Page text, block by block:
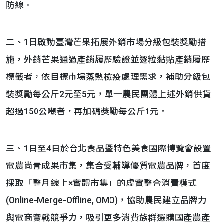
防線。
二、1日啟動臺灣芒果拓展外銷市場分級包裝獎勵措
施，外銷芒果通過產銷履歷驗證並逐粒黏貼產銷履歷
標籤者，依目標市場蒸熱檢疫處理需求，補助分級包
裝獎勵每公斤2元至5元，單一農民團體上述外銷供貨
超過150公噸者，再加碼獎勵每公斤1元。
三、1日至4日於台北食品暨特色美食國際博覽會設置
電農尚青成果市集，集合受輔導優質電農品牌，首度
採取「整月線上×實體市集」的虛實整合消費模式
(Online-Merge-Offline, OMO)，協助農民建立品牌力
與電商實戰競爭力，吸引更多消費族群選購國產農產